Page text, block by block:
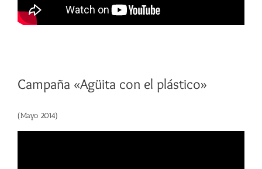
Campaña «Agüita con el plástico»
(Mayo 2014)